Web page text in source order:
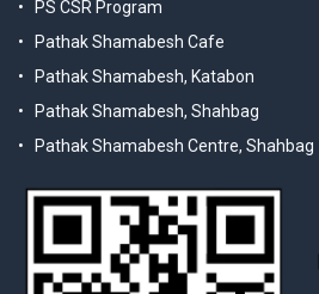
PS CSR Program
Pathak Shamabesh Cafe
Pathak Shamabesh, Katabon
Pathak Shamabesh, Shahbag
Pathak Shamabesh Centre, Shahbag